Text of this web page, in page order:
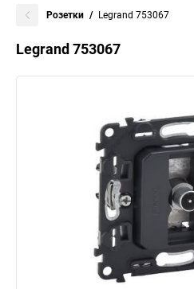
Розетки Legrand 753067
Legrand 753067